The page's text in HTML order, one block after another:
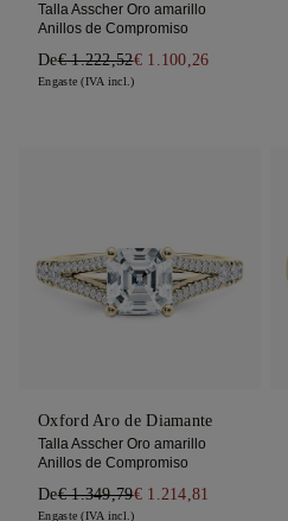
Talla Asscher Oro amarillo
Anillos de Compromiso
De€ 1.222,52€ 1.100,26
Engaste (IVA incl.)
Oxford Aro de Diamante
Talla Asscher Oro amarillo
Anillos de Compromiso
De€ 1.349,79€ 1.214,81
Engaste (IVA incl.)